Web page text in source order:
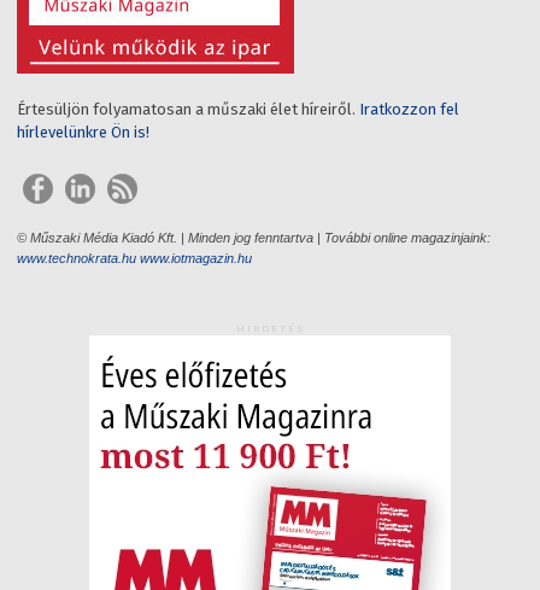
Értesüljön folyamatosan a műszaki élet híreiről. Iratkozzon fel
hírlevelünkre Ön is!
© Műszaki Média Kiadó Kft. | Minden jog fenntartva | További online magazinjaink:
www.technokrata.hu www.iotmagazin.hu
HIRDETÉS